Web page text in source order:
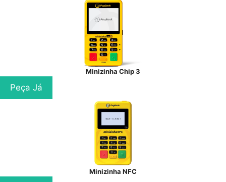
Minizinha Chip 3
Peça Já
Minizinha NFC